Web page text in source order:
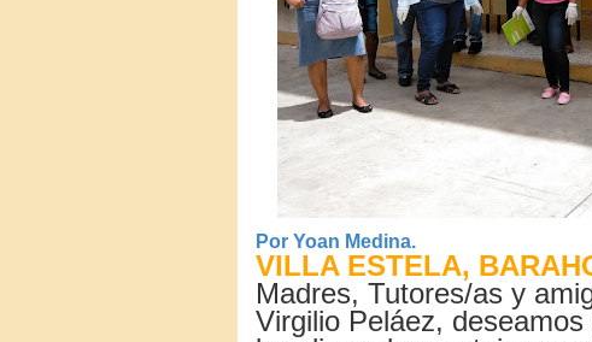
Por Yoan Medina.
VILLA ESTELA,
Madres, Tutores/as y
Virgilio Peláez,